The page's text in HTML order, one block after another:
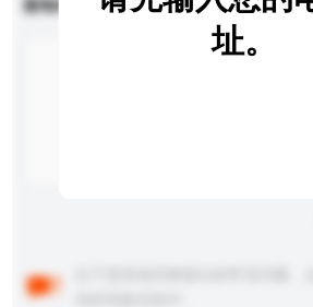
查询内容
址。